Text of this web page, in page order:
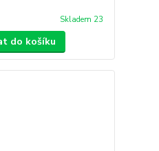
Skladem 23
do košíku